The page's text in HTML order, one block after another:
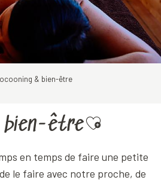
& bien-être
bien-être Ajouter aux
en temps de faire une petite
le faire avec notre proche, de